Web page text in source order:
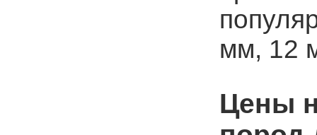
мм, 12
Цены